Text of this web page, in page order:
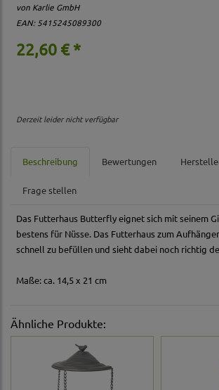
von Karlie GmbH
EAN: 5415245089300
22,60 € *
Derzeit leider nicht verfügbar
Beschreibung Bewertungen
Frage stellen
Das Futterhaus Butterfly eignet sich mit seinem
bestens für Nüsse. Das Futterhaus zum
schnell zu befüllen und sieht dabei noch richtig
Maße: ca. 14,5 x 21 cm
Ähnliche Produkte: